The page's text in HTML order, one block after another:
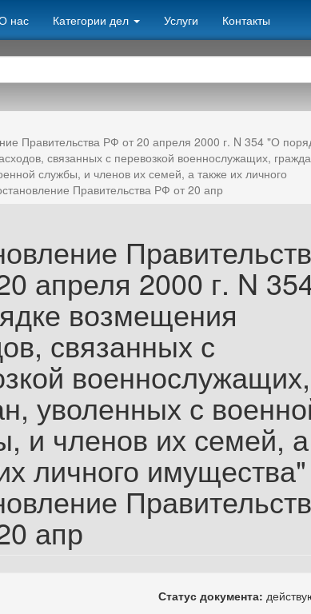
нас Категории дел Услуги Контакты
Правительства РФ от 20 апреля 2000 г. N 354 "О
связанных с перевозкой военнослужащих,
службы, и членов их семей, а также их личного
Правительства РФ от 20 апр
апреля 2000 г. N
возмещения
связанных с
военнослужащих,
уволенных с
и членов их семей, а
личного имущества"
апр
Статус документа: